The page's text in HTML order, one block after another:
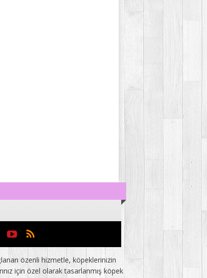
özenli hizmetle, köpeklerinizin
için özel olarak tasarlanmış köpek